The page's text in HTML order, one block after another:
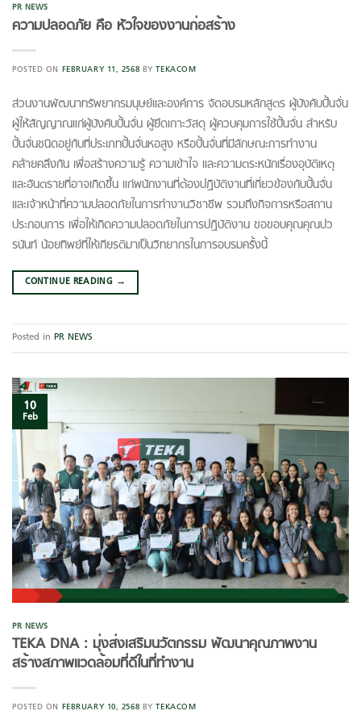
PR NEWS
ความปลอดภัย คือ หัวใจของงานก่อสร้าง
POSTED ON FEBRUARY 11, 2568 BYTEKACOM
ส่วนงานพัฒนาทรัพยากรมนุษย์และองค์การ จัดอบรมหลักสูตร ผู้บังคับปั้นจั่น
ผู้ให้สัญญาณแก่ผู้บังคับปั้นจั่น ผู้ยึดเกาะวัสดุ ผู้ควบคุมการใช้ปั้นจั่น สำหรับ
ปั้นจั่นชนิดอยู่กับที่ประเภทปั้นจั่นหอสูง หรือปั้นจั่นที่มีลักษณะการทำงาน
คล้ายคลึงกัน เพื่อสร้างความรู้ ความเข้าใจ และความตระหนักเรื่องอุบัติเหตุ
และอันตรายที่อาจเกิดขึ้น แก่พนักงานที่ต้องปฏิบัติงานที่เกี่ยวข้องกับปั้นจั่น
และเจ้าหน้าที่ความปลอดภัยในการทำงานวิชาชีพ รวมถึงกิจการหรือสถาน
ประกอบการ เพื่อให้เกิดความปลอดภัยในการปฏิบัติงาน ขอขอบคุณคุณปว
รนันท์ น้อยทิพย์ที่ให้เกียรติมาเป็นวิทยากรในการอบรมครั้งนี้
CONTINUE READING →
Posted in PR NEWS
10
Feb
PR NEWS
TEKA DNA : มุ่งส่งเสริมนวัตกรรม พัฒนาคุณภาพงาน
สร้างสภาพแวดล้อมที่ดีในที่ทำงาน
POSTED ON FEBRUARY 10, 2568 BYTEKACOM